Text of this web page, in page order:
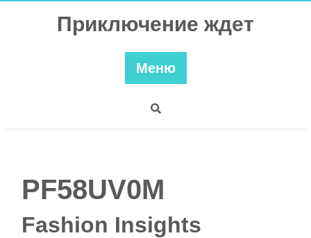
Приключение ждет
Меню
PF58UV0M
Fashion Insights